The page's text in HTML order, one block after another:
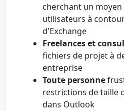
cherchant un
utilisateurs à
d'Exchange
Freelances et
fichiers de projet à
entreprise
Toute personne
restrictions de taille
dans Outlook